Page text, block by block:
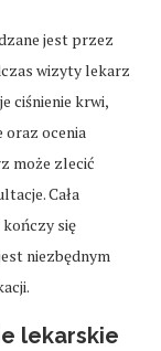
jest przez
wizyty lekarz
ciśnienie krwi,
oraz ocenia
może zlecić
Cała
się
niezbędnym
lekarskie